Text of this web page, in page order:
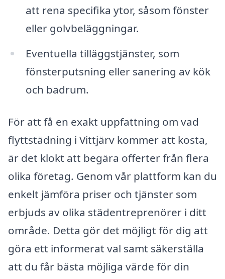
att rena specifika ytor, såsom fönster
eller golvbeläggningar.
Eventuella tilläggstjänster, som
fönsterputsning eller sanering av kök
och badrum.
För att få en exakt uppfattning om vad
flyttstädning i Vittjärv kommer att kosta,
är det klokt att begära offerter från flera
olika företag. Genom vår plattform kan du
enkelt jämföra priser och tjänster som
erbjuds av olika städentreprenörer i ditt
område. Detta gör det möjligt för dig att
göra ett informerat val samt säkerställa
att du får bästa möjliga värde för din